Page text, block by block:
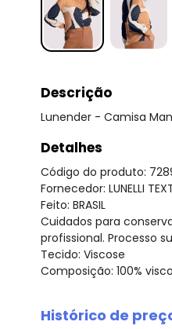
Descrição
Lunender - Camisa
Detalhes
Código do produto:
Fornecedor: LUNELLI
Feito: BRASIL
Cuidados para
profissional. Processo
Tecido: Viscose
Composição: 100%
Histórico de